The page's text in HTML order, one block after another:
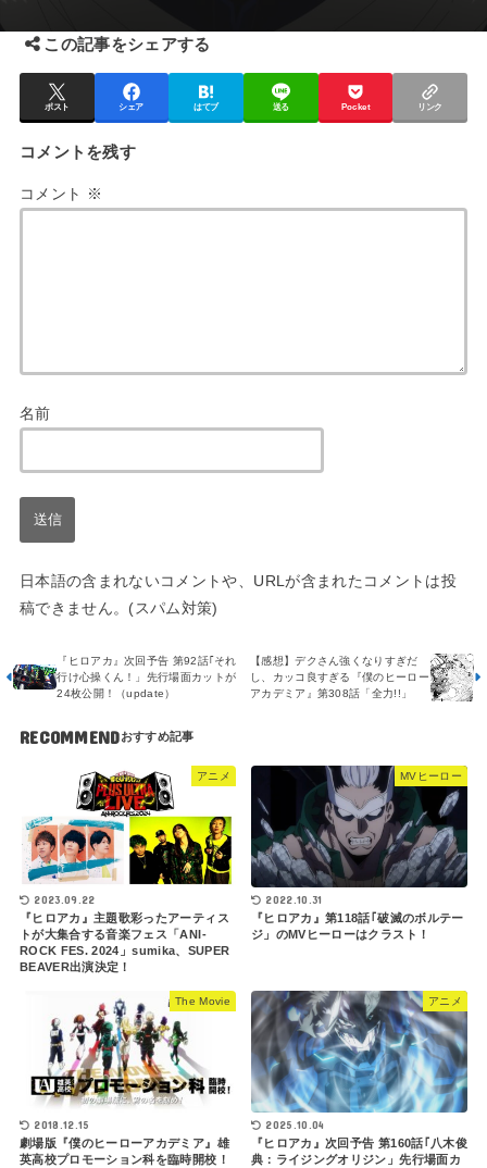
この記事をシェアする
ポスト シェア はてブ 送る Pocket リンク
コメントを残す
コメント ※
名前
日本語の含まれないコメントや、URLが含まれたコメントは投
稿できません。(スパム対策)
【感想】デクさん強くなりすぎだ
し、カッコ良すぎる『僕のヒーロー
アカデミア』第308話「全力!!」
『ヒロアカ』次回予告 第92話｢それ
行け心操くん！」先行場面カットが
24枚公開！（update）
RECOMMEND
アニメ
2023.09.22
『ヒロアカ』主題歌彩ったアーティス
トが大集合する音楽フェス「ANI-
ROCK FES. 2024」sumika、SUPER
BEAVER出演決定！
MVヒーロー
2022.10.31
『ヒロアカ』第118話｢破滅のボルテー
ジ」のMVヒーローはクラスト！
The Movie
2018.12.15
劇場版『僕のヒーローアカデミア』雄
英高校プロモーション科を臨時開校！
アニメ
2025.10.04
『ヒロアカ』次回予告 第160話｢八木俊
典：ライジングオリジン」先行場面カ